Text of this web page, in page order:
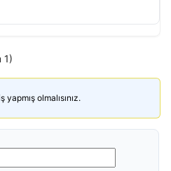
1)
olmalısınız.